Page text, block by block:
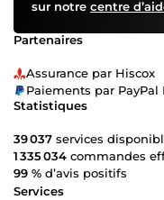
sur notre centre
Partenaires
Assurance par Hiscox
Paiements par PayPal
Statistiques
39 037 services
1 335 034 commandes
99 % d’avis positifs
Services